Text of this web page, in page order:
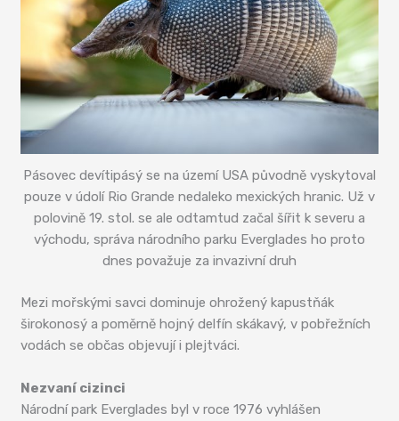
Pásovec devítipásý se na území USA původně vyskytoval
pouze v údolí Rio Grande nedaleko mexických hranic. Už v
polovině 19. stol. se ale odtamtud začal šířit k severu a
východu, správa národního parku Everglades ho proto
dnes považuje za invazivní druh
Mezi mořskými savci dominuje ohrožený kapustňák
širokonosý a poměrně hojný delfín skákavý, v pobřežních
vodách se občas objevují i plejtváci.
Nezvaní cizinci
Národní park Everglades byl v roce 1976 vyhlášen